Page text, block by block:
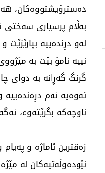
دەسترۆیشتووەکان،
بەڵام پرسیاری سەختی
لەو دڕندەییە
نییە نامۆ بێت بە
گرنگ گەڕانە بە دوای
ئەوەیە ئەم
ناوچەکە بگرێتەوە،
زەقترین ئاماژە و
نێودەوڵەتیەکان لە